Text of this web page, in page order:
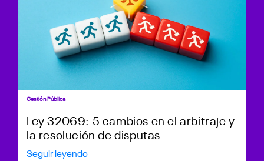
Gestión Pública
Ley 32069: 5 cambios en el arbitraje y
la resolución de disputas
Seguir leyendo